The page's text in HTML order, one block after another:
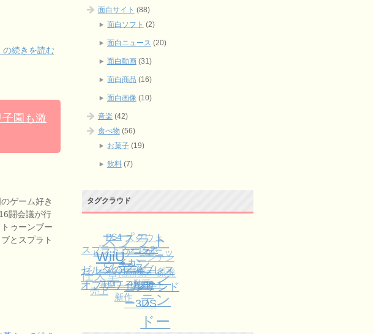
の続きを読む
園も激
ゲーム好き
闘会議が行
ゥーンブー
とスプラト
面白サイト (88)
面白ソフト (2)
面白ニュース (20)
面白動画(31)
面白商品 (16)
面白画像(10)
音楽 (42)
食べ物 (56)
お菓子(19)
飲料(7)
タグクラウド
PS4
WiiU
イカ
コラボ
スクウェ
ア・エニッ
クス
スプラト
ゥーン
スプラトゥーン2
ゼルダの伝説ブレスオ
ブザワイルド
ニコニコ動画ニンテンド
ー3DS
ニン
テン
ドー
ニンテン
ドーダイ
レクト
フェス
レビュー
任天堂
売上
新作
発売日
福島第一原発
音楽